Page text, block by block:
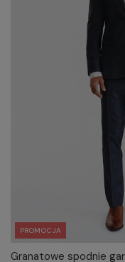
PROMOCJA
Granatowe spodnie